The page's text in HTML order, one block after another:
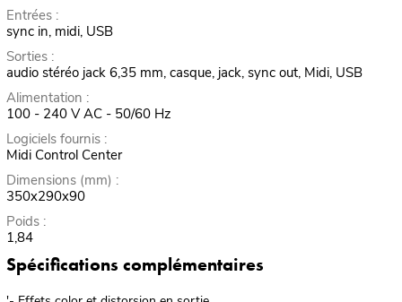
Entrées :
sync in, midi, USB
Sorties :
audio stéréo jack 6,35 mm, casque, jack, sync out, Midi, USB
Alimentation :
100 - 240 V AC - 50/60 Hz
Logiciels fournis :
Midi Control Center
Dimensions (mm) :
350x290x90
Poids :
1,84
Spécifications complémentaires